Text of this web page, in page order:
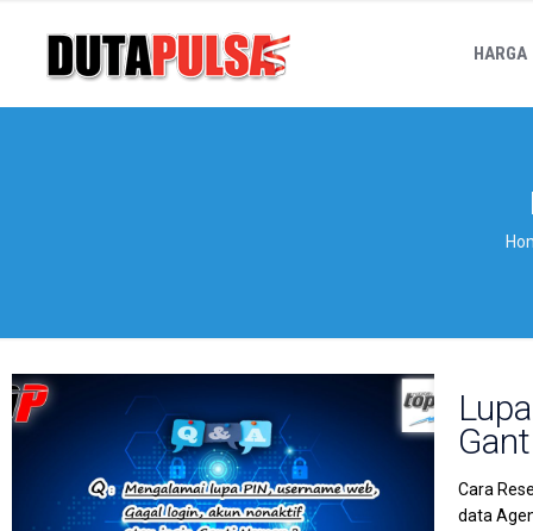
HARGA
Cara
data